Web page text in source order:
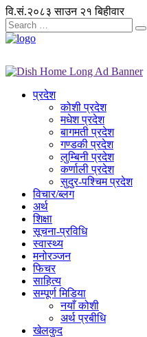
वि.सं.२०८३ साउन २१ बिहीवार
प्रदेश
कोशी प्रदेश
मधेश प्रदेश
बागमती प्रदेश
गण्डकी प्रदेश
लुम्बिनी प्रदेश
कर्णाली प्रदेश
सुदुर-पश्चिम प्रदेश
विचार/ब्लग
अर्थ
शिक्षा
सूचना-प्रविधि
स्वास्थ्य
मनोरञ्जन
फिचर
साहित्य
सम्पूर्ण मिडिया
नयाँ कोशी
अर्थ प्रबीधि
खेलकुद